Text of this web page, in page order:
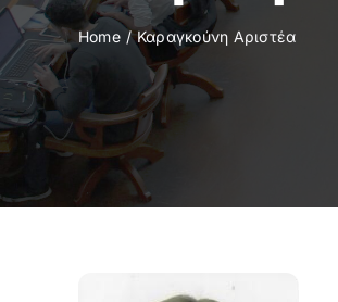
Home Καραγκούνη Αριστέα